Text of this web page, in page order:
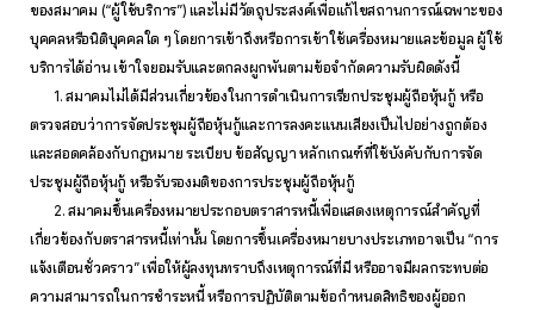
ของสมาคม (“ผู้ใช้บริการ”) และไม่มีวัตถุประสงค์เพื่อแก้ไขสถานการณ์เฉพาะของ
บุคคลหรือนิติบุคคลใด ๆ โดยการเข้าถึงหรือการเข้าใช้เครื่องหมายและข้อมูล ผู้ใช้
บริการได้อ่าน เข้าใจยอมรับและตกลงผูกพันตามข้อจำกัดความรับผิดดังนี้
1. สมาคมไม่ได้มีส่วนเกี่ยวข้องในการดำเนินการเรียกประชุมผู้ถือหุ้นกู้ หรือ
ตรวจสอบว่าการจัดประชุมผู้ถือหุ้นกู้และการลงคะแนนเสียงเป็นไปอย่างถูกต้อง
และสอดคล้องกับกฎหมาย ระเบียบ ข้อสัญญา หลักเกณฑ์ที่ใช้บังคับกับการจัด
ประชุมผู้ถือหุ้นกู้ หรือรับรองมติของการประชุมผู้ถือหุ้นกู้
2. สมาคมขึ้นเครื่องหมายประกอบตราสารหนี้เพื่อแสดงเหตุการณ์สำคัญที่
เกี่ยวข้องกับตราสารหนี้เท่านั้น โดยการขึ้นเครื่องหมายบางประเภทอาจเป็น “การ
แจ้งเตือนชั่วคราว” เพื่อให้ผู้ลงทุนทราบถึงเหตุการณ์ที่มี หรืออาจมีผลกระทบต่อ
ความสามารถในการชำระหนี้ หรือการปฏิบัติตามข้อกำหนดสิทธิของผู้ออก